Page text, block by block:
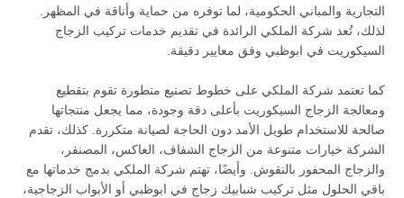
التجارية والمباني الحكومية، لما توفره من حماية وأناقة في المظهر.
لذلك، تُعد شركة الملكي الرائدة في تقديم خدمات تركيب الزجاج
السيكوريت في ابوظبي وفق معايير دقيقة.
كما تعتمد شركة الملكي على خطوط تصنيع متطورة تقوم بتقطيع
ومعالجة الزجاج السيكوريت بأعلى دقة وجودة، مما يجعل منتجاتها
صالحة للاستخدام طويل الأمد دون الحاجة لصيانة متكررة. كذلك، تقدم
الشركة خيارات متنوعة من الزجاج الشفاف، العاكس، المصنفر،
والزجاج المحفور بالنقوش. وأيضًا، تهتم شركة الملكي بدمج خدماتها مع
باقي الحلول مثل تركيب شبابيك زجاج في ابوظبي أو الأبواب الزجاجية،